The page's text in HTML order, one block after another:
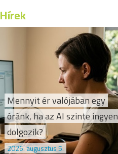
Hírek
Mennyit ér valójában egy
óránk, ha az AI szinte ingyen
dolgozik?
2026. augusztus 5.